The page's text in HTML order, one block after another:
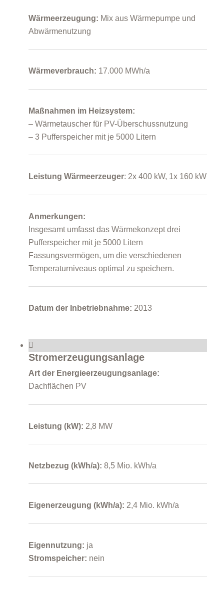
Wärmeerzeugung: Mix aus Wärmepumpe und
Abwärmenutzung
Wärmeverbrauch: 17.000 MWh/a
Maßnahmen im Heizsystem:
– Wärmetauscher für PV-Überschussnutzung
– 3 Pufferspeicher mit je 5000 Litern
Leistung Wärmeerzeuger: 2x 400 kW, 1x 160 kW
Anmerkungen:
Insgesamt umfasst das Wärmekonzept drei
Pufferspeicher mit je 5000 Litern
Fassungsvermögen, um die verschiedenen
Temperaturniveaus optimal zu speichern.
Datum der Inbetriebnahme: 2013
Stromerzeugungsanlage
Art der Energieerzeugungsanlage:
Dachflächen PV
Leistung (kW): 2,8 MW
Netzbezug (kWh/a): 8,5 Mio. kWh/a
Eigenerzeugung (kWh/a): 2,4 Mio. kWh/a
Eigennutzung: ja
Stromspeicher: nein